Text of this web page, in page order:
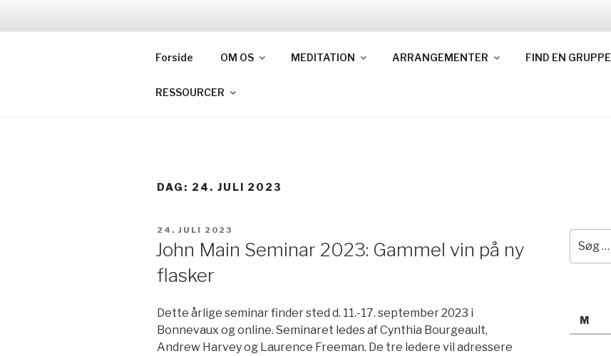
WCCM DANMARK
Forside OM OS MEDITATION ARRANGEMENTER FIND EN GRUPPE
RESSOURCER
DAG: 24. JULI 2023
UDGIVET
24. JULI 2023
John Main Seminar 2023: Gammel vin på ny
flasker
Dette årlige seminar finder sted d. 11.-17. september 2023 i
Bonnevaux og online. Seminaret ledes af Cynthia Bourgeault,
Andrew Harvey og Laurence Freeman. De tre ledere vil adressere
efter:
M